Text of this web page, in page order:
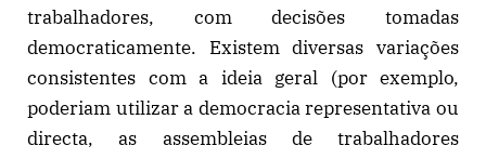
trabalhadores, com decisões tomadas
democraticamente. Existem diversas variações
consistentes com a ideia geral (por exemplo,
poderiam utilizar a democracia representativa ou
directa, as assembleias de trabalhadores